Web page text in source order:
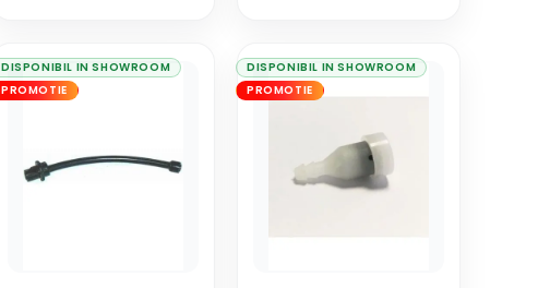
DISPONIBIL IN SHOWROOM
PROMOTIE
DISPONIBIL IN SHOWROOM
PROMOTIE